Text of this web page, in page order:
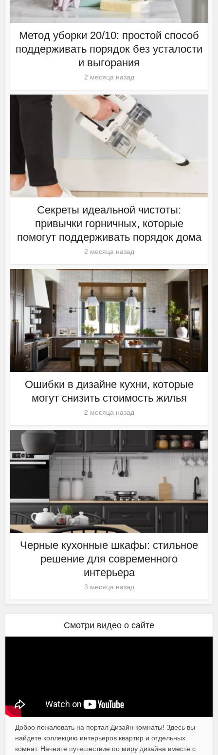
Метод уборки 20/10: простой способ
поддерживать порядок без усталости
и выгорания
2 месяца назад
Секреты идеальной чистоты:
привычки горничных, которые
помогут поддерживать порядок дома
2 месяца назад
Ошибки в дизайне кухни, которые
могут снизить стоимость жилья
2 месяца назад
Черные кухонные шкафы: стильное
решение для современного
интерьера
3 месяца назад
Смотри видео о сайте
Добро пожаловать на портал Дизайн комнаты! Здесь вы
найдете коллекцию интерьеров квартир и отдельных
комнат. Начните путешествие по миру дизайна вместе с